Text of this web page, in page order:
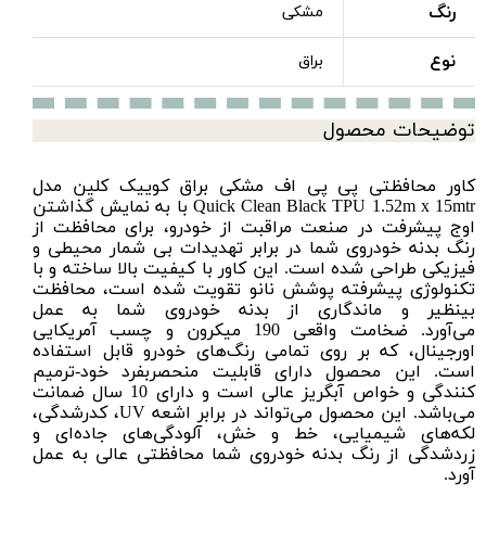
رنگ مشکی
نوع براق
توضیحات محصول
کاور محافظتی پی پی اف مشکی براق کوییک کلین مدل
Quick Clean Black TPU 1.52m x 15mtr با به نمایش گذاشتن
اوج پیشرفت در صنعت مراقبت از خودرو، برای محافظت از
رنگ بدنه خودروی شما در برابر تهدیدات بی شمار محیطی و
فیزیکی طراحی شده است. این کاور با کیفیت بالا ساخته و با
تکنولوژی پیشرفته پوشش نانو تقویت شده است، محافظت
بینظیر و ماندگاری از بدنه خودروی شما به عمل
می‌آورد. ضخامت واقعی 190 میکرون و چسب آمریکایی
اورجینال، که بر روی تمامی رنگ‌های خودرو قابل استفاده
است. این محصول دارای قابلیت منحصر‌بفرد خود-ترمیم
کنندگی و خواص آبگریز عالی است و دارای 10 سال ضمانت
می‌باشد. این محصول می‌تواند در برابر اشعه UV، کدرشدگی،
لکه‌های شیمیایی، خط‌ و خش، آلودگی‌های جاده‌ای و
زردشدگی از رنگ بدنه خودروی شما محافظتی عالی به عمل
آورد.